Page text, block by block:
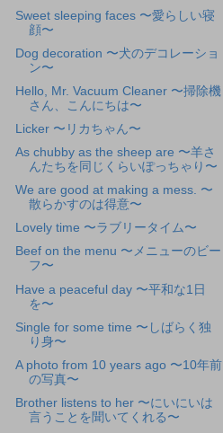
Sweet sleeping faces 〜愛らしい寝
顔〜
Dog decoration 〜犬のデコレーショ
ン〜
Hello, Mr. Vacuum Cleaner 〜掃除機
さん、こんにちは〜
Licker 〜リカちゃん〜
As chubby as the sheep are 〜羊さ
んたちを同じくらいぽっちゃり〜
We are good at making a mess. 〜
散らかすのは得意〜
Lovely time 〜ラブリータイム〜
Beef on the menu 〜メニューのビー
フ〜
Have a peaceful day 〜平和な1日
を〜
Single for some time 〜しばらく独
り身〜
A photo from 10 years ago 〜10年前
の写真〜
Brother listens to her 〜にいにいは
言うことを聞いてくれる〜